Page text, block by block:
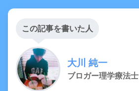
この記事を書いた人
大川 純一
ブロガー理学療法士